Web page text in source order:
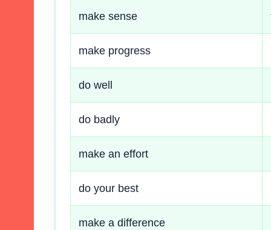
make sense
make progress
do well
do badly
make an effort
do your best
make a difference